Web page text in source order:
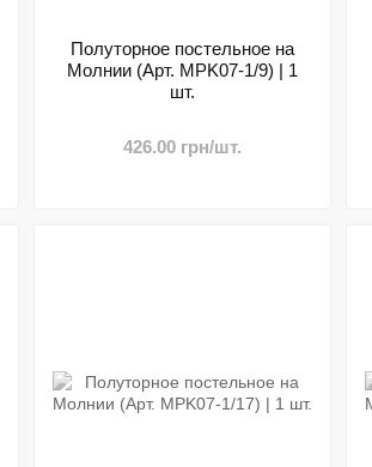
Полуторное постельное на
Молнии (Арт. MPK07-1/9) | 1
шт.
426.00 грн/шт.